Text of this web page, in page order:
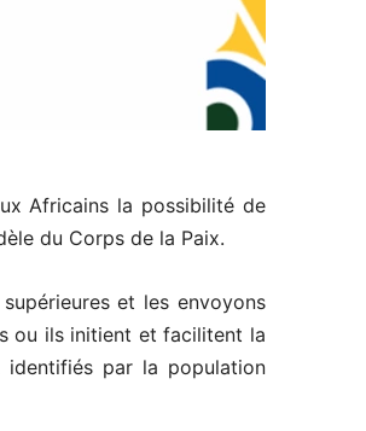
Africains la possibilité de
du Corps de la Paix.
et les envoyons
ou ils initient et facilitent la
par la population